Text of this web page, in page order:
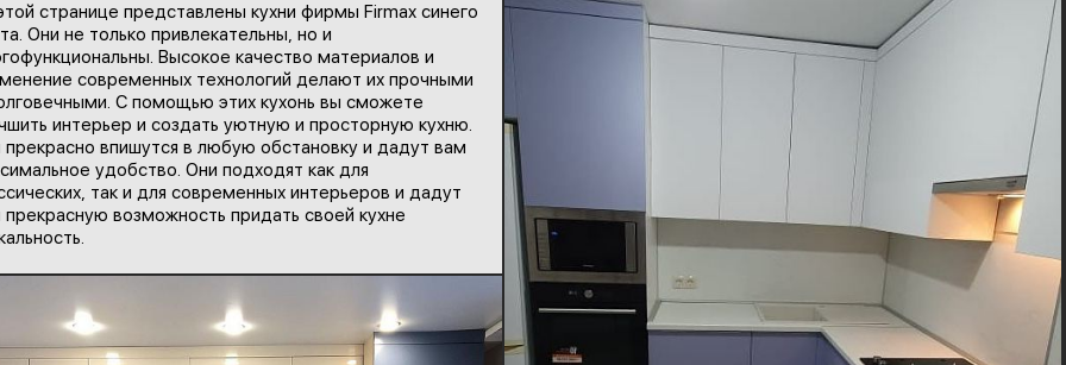
НАШИ УСЛУГИ
СПРАВОЧНЫЙ РАЗДЕЛ
ПАРТНЕРЫ
ОТЗЫВЫ КЛИЕНТОВ
ПРИСОЕДИНИТЬСЯ К КОМАНДЕ
странице представлены кухни фирмы Firmax синего
Они не только привлекательны, но и
Высокое качество материалов и
современных технологий делают их прочными
С помощью этих кухонь вы сможете
интерьер и создать уютную и просторную кухню.
прекрасно впишутся в любую обстановку и дадут вам
удобство. Они подходят как для
так и для современных интерьеров и дадут
прекрасную возможность придать своей кухне